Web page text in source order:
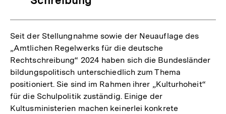
Seit der Stellungnahme sowie der Neuauflage des
„Amtlichen Regelwerks für die deutsche
Rechtschreibung“ 2024 haben sich die Bundesländer
bildungspolitisch unterschiedlich zum Thema
positioniert. Sie sind im Rahmen ihrer „Kulturhoheit“
für die Schulpolitik zuständig. Einige der
Kultusministerien machen keinerlei konkrete